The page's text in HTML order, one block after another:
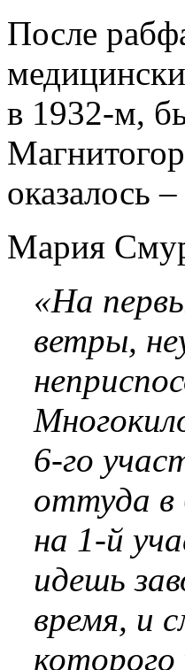
После
в 1932-м,
оказалось
Мария
«На
ветры,
6-го
оттуда в
на 1-й
идешь
время, и